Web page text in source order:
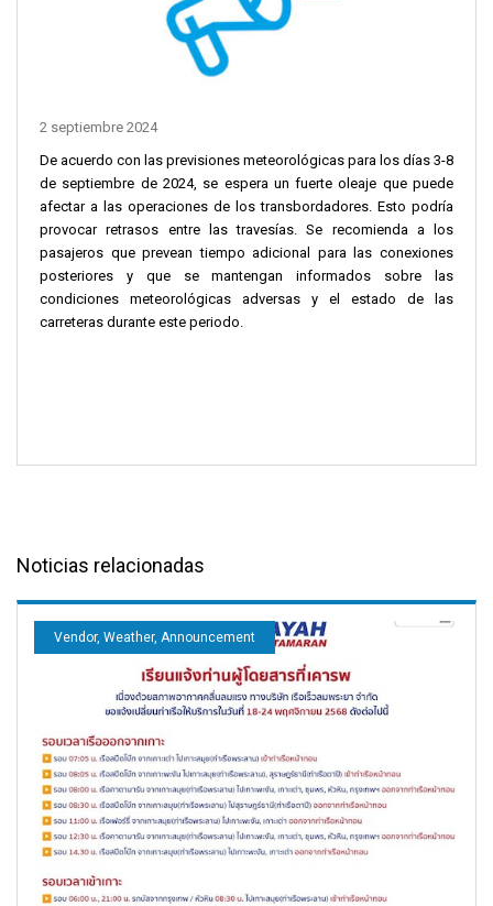
2 septiembre 2024
De acuerdo con las previsiones meteorológicas para los días 3-8
de septiembre de 2024, se espera un fuerte oleaje que puede
afectar a las operaciones de los transbordadores. Esto podría
provocar retrasos entre las travesías. Se recomienda a los
pasajeros que prevean tiempo adicional para las conexiones
posteriores y que se mantengan informados sobre las
condiciones meteorológicas adversas y el estado de las
carreteras durante este periodo.
Noticias relacionadas
Vendor, Weather, Announcement